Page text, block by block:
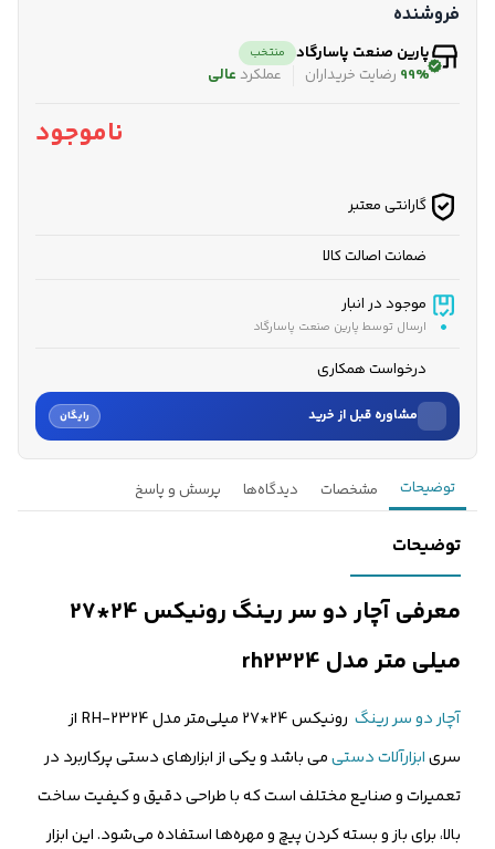
فروشنده
پارین صنعت پاسارگاد منتخب
99% رضایت خریداران عملکرد عالی
ناموجود
گارانتی معتبر
ضمانت اصالت کالا
موجود در انبار
ارسال توسط پارین صنعت پاسارگاد
درخواست همکاری
مشاوره قبل از خرید رایگان
نام
تماس می‌گیرند.
ثبت درخواست مشاوره رایگان
توضیحات مشخصات دیدگاه‌ها پرسش و پاسخ
توضیحات
معرفی آچار دو سر رینگ رونیکس 24*27
میلی متر مدل rh2324
آچار دو سر رینگ
رونیکس 24*27 میلی‌متر مدل RH-2324 از
سریابزارآلات دستیمی باشد و یکی از ابزارهای دستی پرکاربرد در
تعمیرات و صنایع مختلف است که با طراحی دقیق و کیفیت ساخت
بالا، برای باز و بسته کردن پیچ و مهره‌ها استفاده می‌شود. این ابزار